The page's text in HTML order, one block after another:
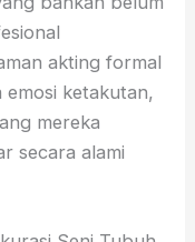
akting formal
emosi ketakutan,
mereka
secara alami